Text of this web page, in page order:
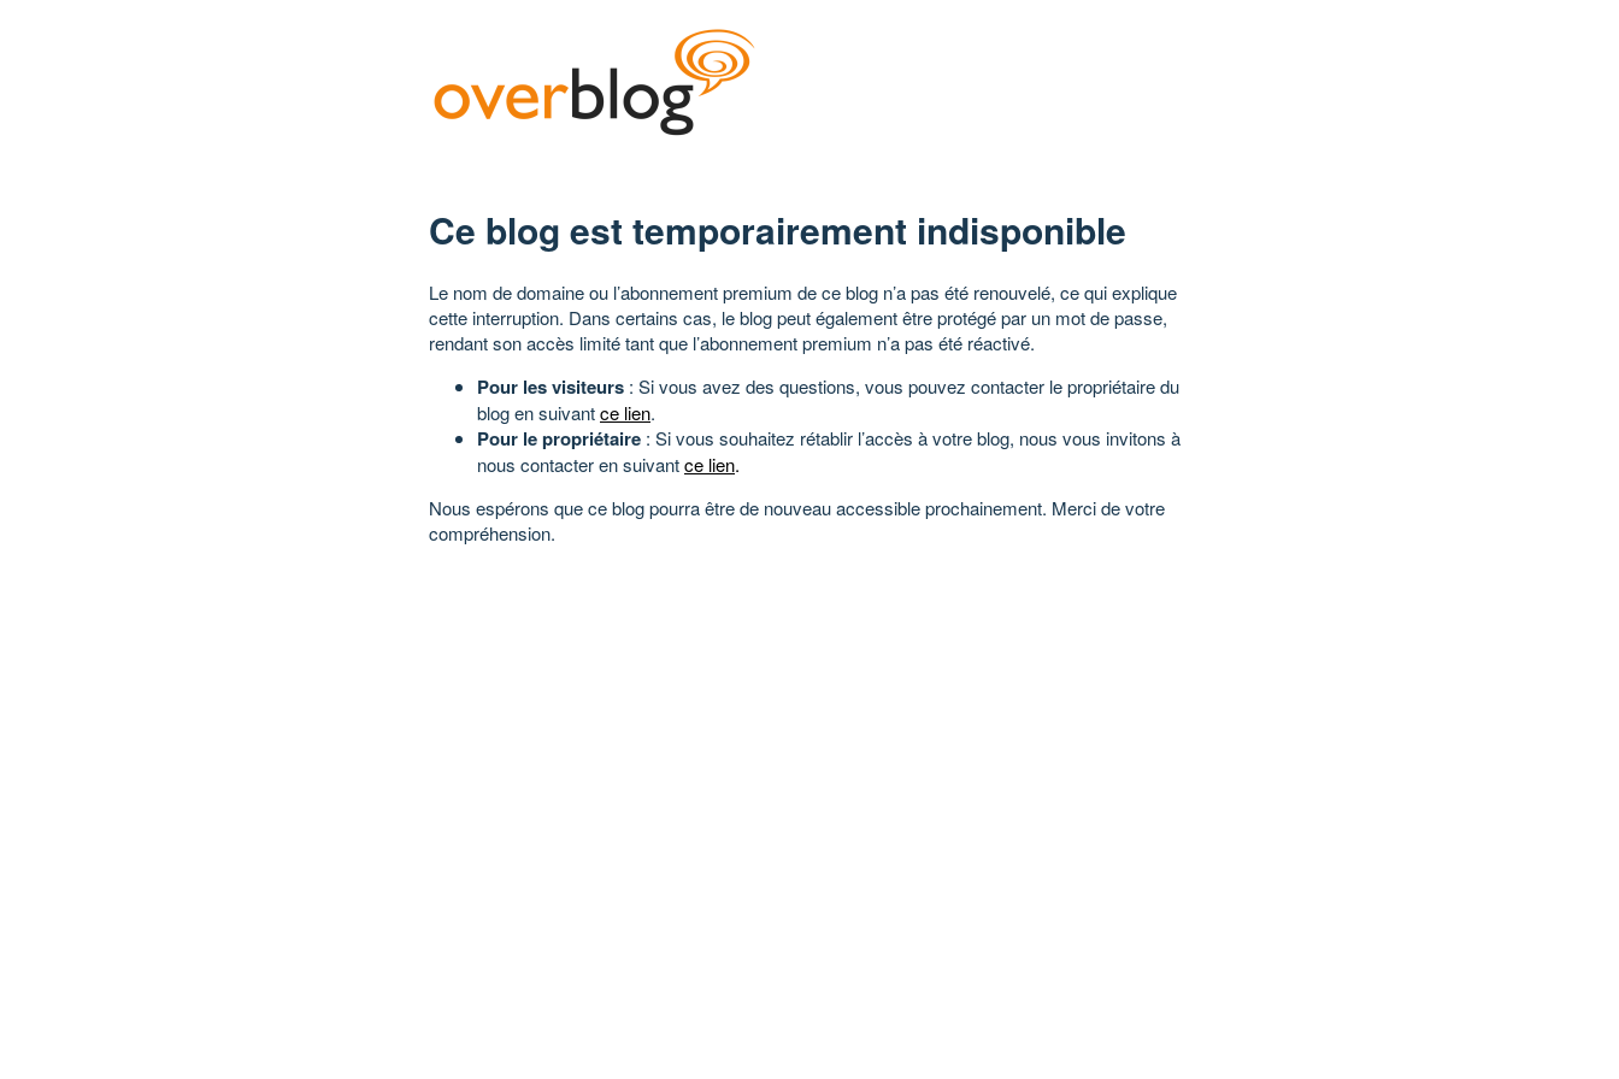
Ce blog est temporairement indisponible
Le nom de domaine ou l’abonnement premium de ce blog n’a pas été renouvelé, ce qui explique
cette interruption. Dans certains cas, le blog peut également être protégé par un mot de passe,
rendant son accès limité tant que l’abonnement premium n’a pas été réactivé.
Pour les visiteurs : Si vous avez des questions, vous pouvez contacter le propriétaire du
blog en suivantce lien.
Pour le propriétaire : Si vous souhaitez rétablir l’accès à votre blog, nous vous invitons à
nous contacter en suivantce lien.
Nous espérons que ce blog pourra être de nouveau accessible prochainement. Merci de votre
compréhension.